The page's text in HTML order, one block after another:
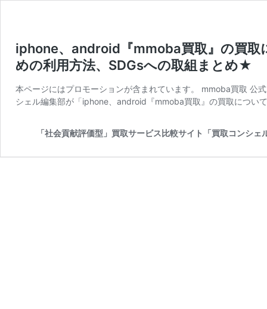
iphone、android『mmoba買取』の買取
めの利用方法、SDGsへの取組まとめ★
本ページにはプロモーションが含まれています。 mmoba買取 公
シェル編集部が「iphone、android『mmoba買取』の買取につい
「社会貢献評価型」買取サービス比較サイト「買取コンシェ